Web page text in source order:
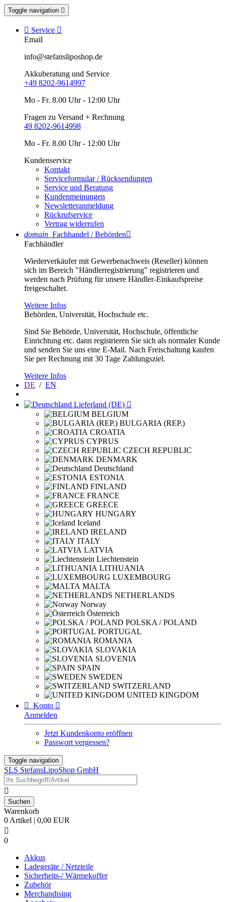
Toggle navigation 
 Service 
Email
info@stefansliposhop.de
Akkuberatung und Service
+49 8202-9614997
Mo - Fr. 8.00 Uhr - 12:00 Uhr
Fragen zu Versand + Rechnung
49 8202-9614998
Mo - Fr. 8.00 Uhr - 12:00 Uhr
Kundenservice
Kontakt
Serviceformular / Rücksendungen
Service und Beratung
Kundenmeinungen
Newsletteranmeldung
Rückrufservice
Vertrag widerrufen
domain Fachhandel / Behörden
Fachhändler
Wiederverkäufer mit Gewerbenachweis (Reseller) können
sich im Bereich "Händlerregistrierung" registrieren und
werden nach Prüfung für unsere Händler-Einkaufspreise
freigeschaltet.
Weitere Infos
Behörden, Universität, Hochschule etc.
Sind Sie Behörde, Universität, Hochschule, öffentliche
Einrichtung etc. dann registrieren Sie sich als normaler Kunde
und senden Sie uns eine E-Mail. Nach Freischaltung kaufen
Sie per Rechnung mit 30 Tage Zahlungsziel.
Weitere Infos
DE / EN
Lieferland (DE) 
BELGIUM
BULGARIA (REP.)
CROATIA
CYPRUS
CZECH REPUBLIC
DENMARK
Deutschland
ESTONIA
FINLAND
FRANCE
GREECE
HUNGARY
Iceland
IRELAND
ITALY
LATVIA
Liechtenstein
LITHUANIA
LUXEMBOURG
MALTA
NETHERLANDS
Norway
Österreich
POLSKA / POLAND
PORTUGAL
ROMANIA
SLOVAKIA
SLOVENIA
SPAIN
SWEDEN
SWITZERLAND
UNITED KINGDOM
 Konto 
Anmelden
Jetzt Kundenkonto eröffnen
Passwort vergessen?
Toggle navigation
SLS StefansLipoShop GmbH

Warenkorb
0 Artikel | 0,00 EUR

0
Akkus
Ladegeräte / Netzteile
Sicherheits-/ Wärmekoffer
Zubehör
Merchandising